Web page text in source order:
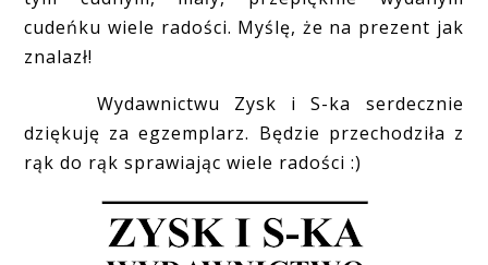
cudeńku wiele radości. Myślę, że na prezent jak
znalazł!
Wydawnictwu Zysk i S-ka serdecznie
dziękuję za egzemplarz. Będzie przechodziła z
rąk do rąk sprawiając wiele radości :)